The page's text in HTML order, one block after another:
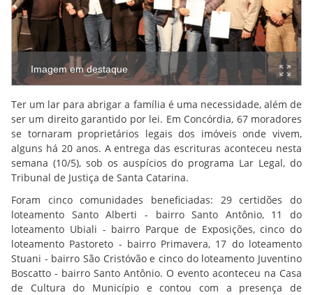
Imagem em destaque
Ter um lar para abrigar a família é uma necessidade, além de
ser um direito garantido por lei. Em Concórdia, 67 moradores
se tornaram proprietários legais dos imóveis onde vivem,
alguns há 20 anos. A entrega das escrituras aconteceu nesta
semana (10/5), sob os auspícios do programa Lar Legal, do
Tribunal de Justiça de Santa Catarina.
Foram cinco comunidades beneficiadas: 29 certidões do
loteamento Santo Alberti - bairro Santo Antônio, 11 do
loteamento Ubiali - bairro Parque de Exposições, cinco do
loteamento Pastoreto - bairro Primavera, 17 do loteamento
Stuani - bairro São Cristóvão e cinco do loteamento Juventino
Boscatto - bairro Santo Antônio. O evento aconteceu na Casa
de Cultura do Município e contou com a presença de